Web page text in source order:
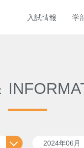
入試情報 学
2024年06月